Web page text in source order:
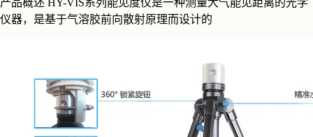
仪器，是基于气溶胶前向散射原理而设计的